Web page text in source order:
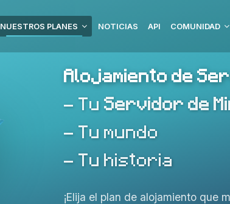
NUESTROS PLANES NOTICIAS API COMUNIDAD
Alojamiento de
- Tu Servidor de
- Tu mundo
- Tu historia
¡Elija el plan de alojamiento que